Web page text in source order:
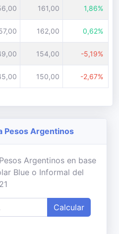
161,00 1,86%
162,00 0,62%
154,00 -5,19%
150,00 -2,67%
Pesos Argentinos
Argentinos en base
Blue o Informal del
Calcular